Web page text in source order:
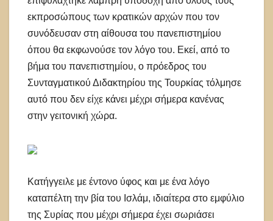
εκπροσώπους των κρατικών αρχών που τον
συνόδευσαν στη αίθουσα του πανεπιστημίου
όπου θα εκφωνούσε τον λόγο του. Εκεί, από το
βήμα του πανεπιστημίου, ο πρόεδρος του
Συνταγματικού Διδακτηρίου της Τουρκίας τόλμησε
αυτό που δεν είχε κάνει μέχρι σήμερα κανένας
στην γειτονική χώρα.
Κατήγγειλε με έντονο ύφος και με ένα λόγο
καταπέλτη την βία του Ισλάμ, ιδιαίτερα στο εμφύλιο
της Συρίας που μέχρι σήμερα έχει σωριάσει